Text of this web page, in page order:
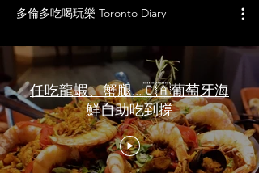
多倫多吃喝玩樂 Toronto Diary
任吃龍蝦、蟹腿…🇨🇦葡萄牙海
鮮自助吃到撐